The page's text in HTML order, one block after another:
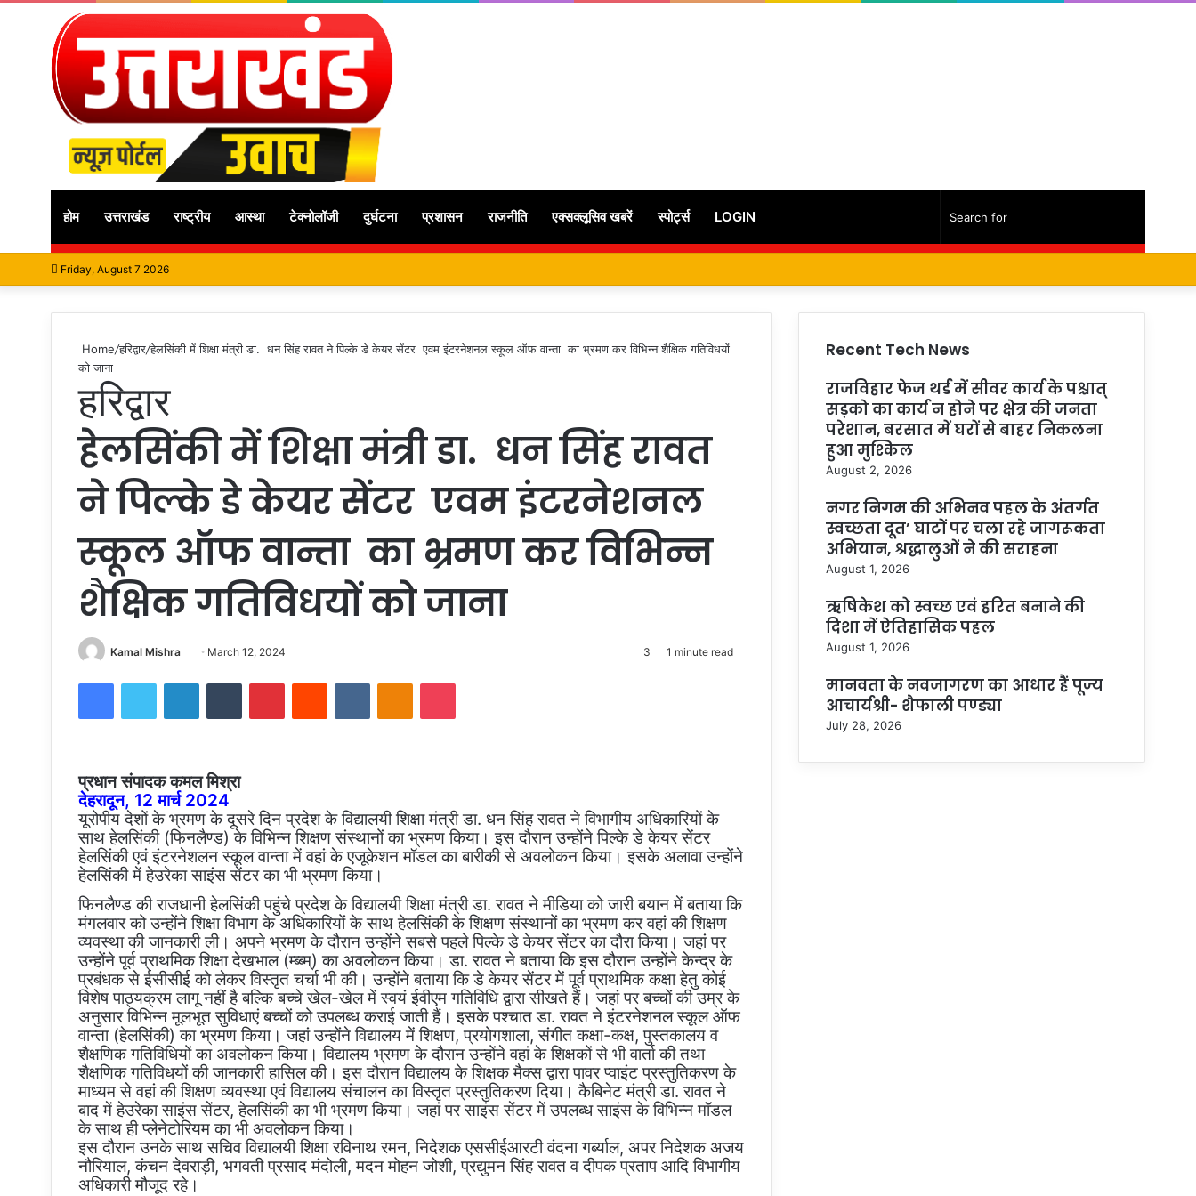
होम उत्तराखंड राष्ट्रीय आस्था टेक्नोलॉजी दुर्घटना प्रशासन राजनीति एक्सक्लूसिव खबरें स्पोर्ट्स LOGIN Sidebar
Friday, August 7 2026
Home/हरिद्वार/हेलसिंकी में शिक्षा मंत्री डा. धन सिंह रावत ने पिल्के डे केयर सेंटर एवम इंटरनेशनल स्कूल ऑफ वान्ता का भ्रमण कर विभिन्न शैक्षिक गतिविधयों
को जाना
हरिद्वार
हेलसिंकी में शिक्षा मंत्री डा. धन सिंह रावत
ने पिल्के डे केयर सेंटर एवम इंटरनेशनल
स्कूल ऑफ वान्ता का भ्रमण कर विभिन्न
शैक्षिक गतिविधयों को जाना
Kamal Mishra
SendMarch 12, 2024 3 1 minute read
FacebookTwitter LinkedInTumblr PinterestReddit VKontakteOdnoklassniki
Pocket
प्रधान संपादक कमल मिश्रा
देहरादून, 12 मार्च 2024
यूरोपीय देशों के भ्रमण के दूसरे दिन प्रदेश के विद्यालयी शिक्षा मंत्री डा. धन सिंह रावत ने विभागीय अधिकारियों के
साथ हेलसिंकी (फिनलैण्ड) के विभिन्न शिक्षण संस्थानों का भ्रमण किया। इस दौरान उन्होंने पिल्के डे केयर सेंटर
हेलसिंकी एवं इंटरनेशलन स्कूल वान्ता में वहां के एजूकेशन मॉडल का बारीकी से अवलोकन किया। इसके अलावा उन्होंने
हेलसिंकी में हेउरेका साइंस सेंटर का भी भ्रमण किया।
फिनलैण्ड की राजधानी हेलसिंकी पहुंचे प्रदेश के विद्यालयी शिक्षा मंत्री डा. रावत ने मीडिया को जारी बयान में बताया कि
मंगलवार को उन्होंने शिक्षा विभाग के अधिकारियों के साथ हेलसिंकी के शिक्षण संस्थानों का भ्रमण कर वहां की शिक्षण
व्यवस्था की जानकारी ली। अपने भ्रमण के दौरान उन्होंने सबसे पहले पिल्के डे केयर सेंटर का दौरा किया। जहां पर
उन्होंने पूर्व प्राथमिक शिक्षा देखभाल (म्ब्ब्म्) का अवलोकन किया। डा. रावत ने बताया कि इस दौरान उन्होंने केन्द्र के
प्रबंधक से ईसीसीई को लेकर विस्तृत चर्चा भी की। उन्होंने बताया कि डे केयर सेंटर में पूर्व प्राथमिक कक्षा हेतु कोई
विशेष पाठ्यक्रम लागू नहीं है बल्कि बच्चे खेल-खेल में स्वयं ईवीएम गतिविधि द्वारा सीखते हैं। जहां पर बच्चों की उम्र के
अनुसार विभिन्न मूलभूत सुविधाएं बच्चों को उपलब्ध कराई जाती हैं। इसके पश्चात डा. रावत ने इंटरनेशनल स्कूल ऑफ
वान्ता (हेलसिंकी) का भ्रमण किया। जहां उन्होंने विद्यालय में शिक्षण, प्रयोगशाला, संगीत कक्षा-कक्ष, पुस्तकालय व
शैक्षणिक गतिविधियों का अवलोकन किया। विद्यालय भ्रमण के दौरान उन्होंने वहां के शिक्षकों से भी वार्ता की तथा
शैक्षणिक गतिविधयों की जानकारी हासिल की। इस दौरान विद्यालय के शिक्षक मैक्स द्वारा पावर प्वाइंट प्रस्तुतिकरण के
माध्यम से वहां की शिक्षण व्यवस्था एवं विद्यालय संचालन का विस्तृत प्रस्तुतिकरण दिया। कैबिनेट मंत्री डा. रावत ने
बाद में हेउरेका साइंस सेंटर, हेलसिंकी का भी भ्रमण किया। जहां पर साइंस सेंटर में उपलब्ध साइंस के विभिन्न मॉडल
के साथ ही प्लेनेटोरियम का भी अवलोकन किया।
इस दौरान उनके साथ सचिव विद्यालयी शिक्षा रविनाथ रमन, निदेशक एससीईआरटी वंदना गर्ब्याल, अपर निदेशक अजय
नौरियाल, कंचन देवराड़ी, भगवती प्रसाद मंदोली, मदन मोहन जोशी, प्रद्युमन सिंह रावत व दीपक प्रताप आदि विभागीय
अधिकारी मौजूद रहे।
Recent Tech News
राजविहार फेज थर्ड में सीवर कार्य के पश्चात्
सड़को का कार्य न होने पर क्षेत्र की जनता
परेशान, बरसात में घरों से बाहर निकलना
हुआ मुश्किल
August 2, 2026
नगर निगम की अभिनव पहल के अंतर्गत
स्वच्छता दूत’ घाटों पर चला रहे जागरूकता
अभियान, श्रद्धालुओं ने की सराहना
August 1, 2026
ऋषिकेश को स्वच्छ एवं हरित बनाने की
दिशा में ऐतिहासिक पहल
August 1, 2026
मानवता के नवजागरण का आधार हैं पूज्य
आचार्यश्री- शैफाली पण्ड्या
July 28, 2026